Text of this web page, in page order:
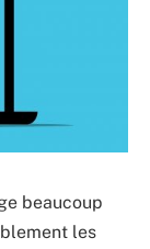
beaucoup
les